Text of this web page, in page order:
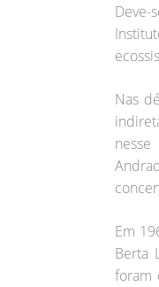
Deve-
Nas
Em
Berta
foram